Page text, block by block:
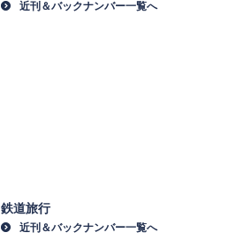
近刊＆バックナンバー一覧へ
鉄道旅行
近刊＆バックナンバー一覧へ